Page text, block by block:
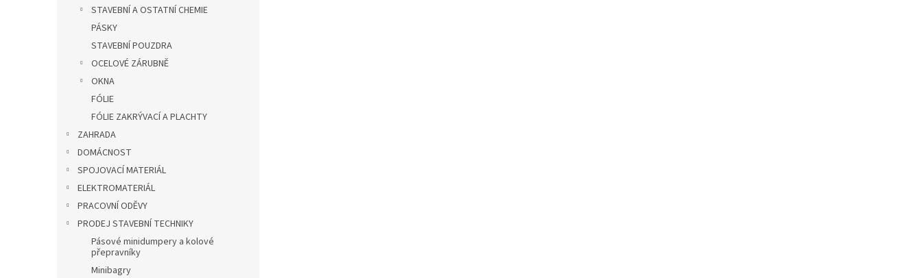
STAVEBNÍ A OSTATNÍ CHEMIE
PÁSKY
STAVEBNÍ POUZDRA
OCELOVÉ ZÁRUBNĚ
OKNA
FÓLIE
FÓLIE ZAKRÝVACÍ A PLACHTY
ZAHRADA
DOMÁCNOST
SPOJOVACÍ MATERIÁL
ELEKTROMATERIÁL
PRACOVNÍ ODĚVY
PRODEJ STAVEBNÍ TECHNIKY
Pásové minidumpery a kolové
přepravníky
Minibagry